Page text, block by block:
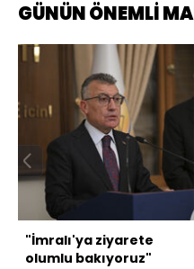
GÜNÜN ÖNEMLİ
"İmralı'ya ziyarete
olumlu bakıyoruz"